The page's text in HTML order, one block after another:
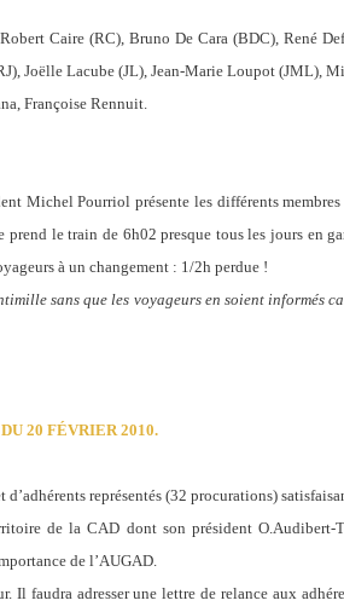
Robert Caire (RC), Bruno De Cara (BDC), René
Joëlle Lacube (JL), Jean-Marie Loupot (JML),
Françoise Rennuit.
Michel Pourriol présente les différents
prend le train de 6h02 presque tous les jours en
à un changement : 1/2h perdue !
sans que les voyageurs en soient informés
20 FÉVRIER 2010.
représentés (32 procurations)
de la CAD dont son président O.Audibert-
de l’AUGAD.
Il faudra adresser une lettre de relance aux